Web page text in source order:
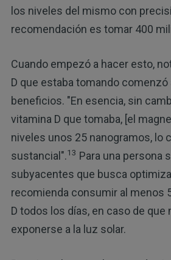
los niveles del mismo con
recomendación es tomar 400
Cuando empezó a hacer esto,
D que estaba tomando comenzó
beneficios. "En esencia, sin
vitamina D que tomaba, [el
niveles unos 25 nanogramos, lo
sustancial".13 Para una persona
subyacentes que busca
recomienda consumir al menos
D todos los días, en caso de que
exponerse a la luz solar.